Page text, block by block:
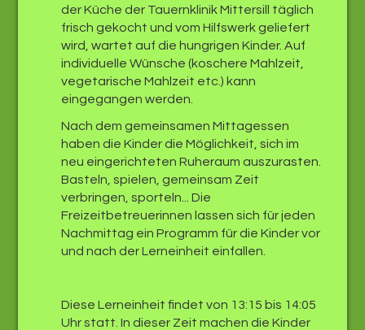
der Küche der Tauernklinik Mittersill täglich
frisch gekocht und vom Hilfswerk geliefert
wird, wartet auf die hungrigen Kinder. Auf
individuelle Wünsche (koschere Mahlzeit,
vegetarische Mahlzeit etc.) kann
eingegangen werden.
Nach dem gemeinsamen Mittagessen
haben die Kinder die Möglichkeit, sich im
neu eingerichteten Ruheraum auszurasten.
Basteln, spielen, gemeinsam Zeit
verbringen, sporteln... Die
Freizeitbetreuerinnen lassen sich für jeden
Nachmittag ein Programm für die Kinder vor
und nach der Lerneinheit einfallen.
Diese Lerneinheit findet von 13:15 bis 14:05
Uhr statt. In dieser Zeit machen die Kinder